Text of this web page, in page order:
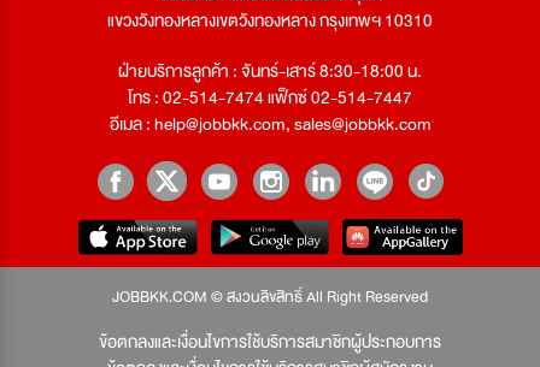
แขวงวังทองหลางเขตวังทองหลาง กรุงเทพฯ 10310
ฝ่ายบริการลูกค้า : จันทร์-เสาร์ 8:30-18:00 น.
โทร : 02-514-7474 แฟ็กซ์ 02-514-7447
อีเมล :help@jobbkk.com,sales@jobbkk.com
JOBBKK.COM © สงวนลิขสิทธิ์ All Right Reserved
ข้อตกลงและเงื่อนไขการใช้บริการสมาชิกผู้ประกอบการ